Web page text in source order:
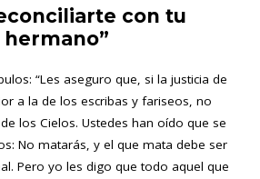
con tu
hermano”
“Les aseguro que, si la justicia de
a la de los escribas y fariseos, no
los Cielos. Ustedes han oído que se
No matarás, y el que mata debe ser
Pero yo les digo que todo aquel que